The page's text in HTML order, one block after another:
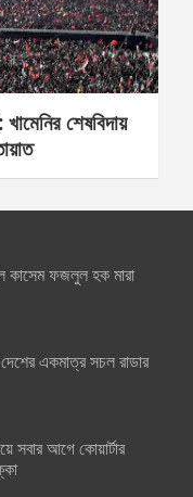
শেষবিদায়
ফজলুল হক মারা
একমাত্র সচল রাডার
সবার আগে কোয়ার্টার